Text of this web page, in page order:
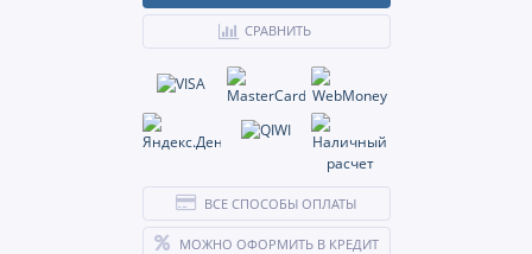
СРАВНИТЬ
ВСЕ СПОСОБЫ ОПЛАТЫ
МОЖНО ОФОРМИТЬ В КРЕДИТ